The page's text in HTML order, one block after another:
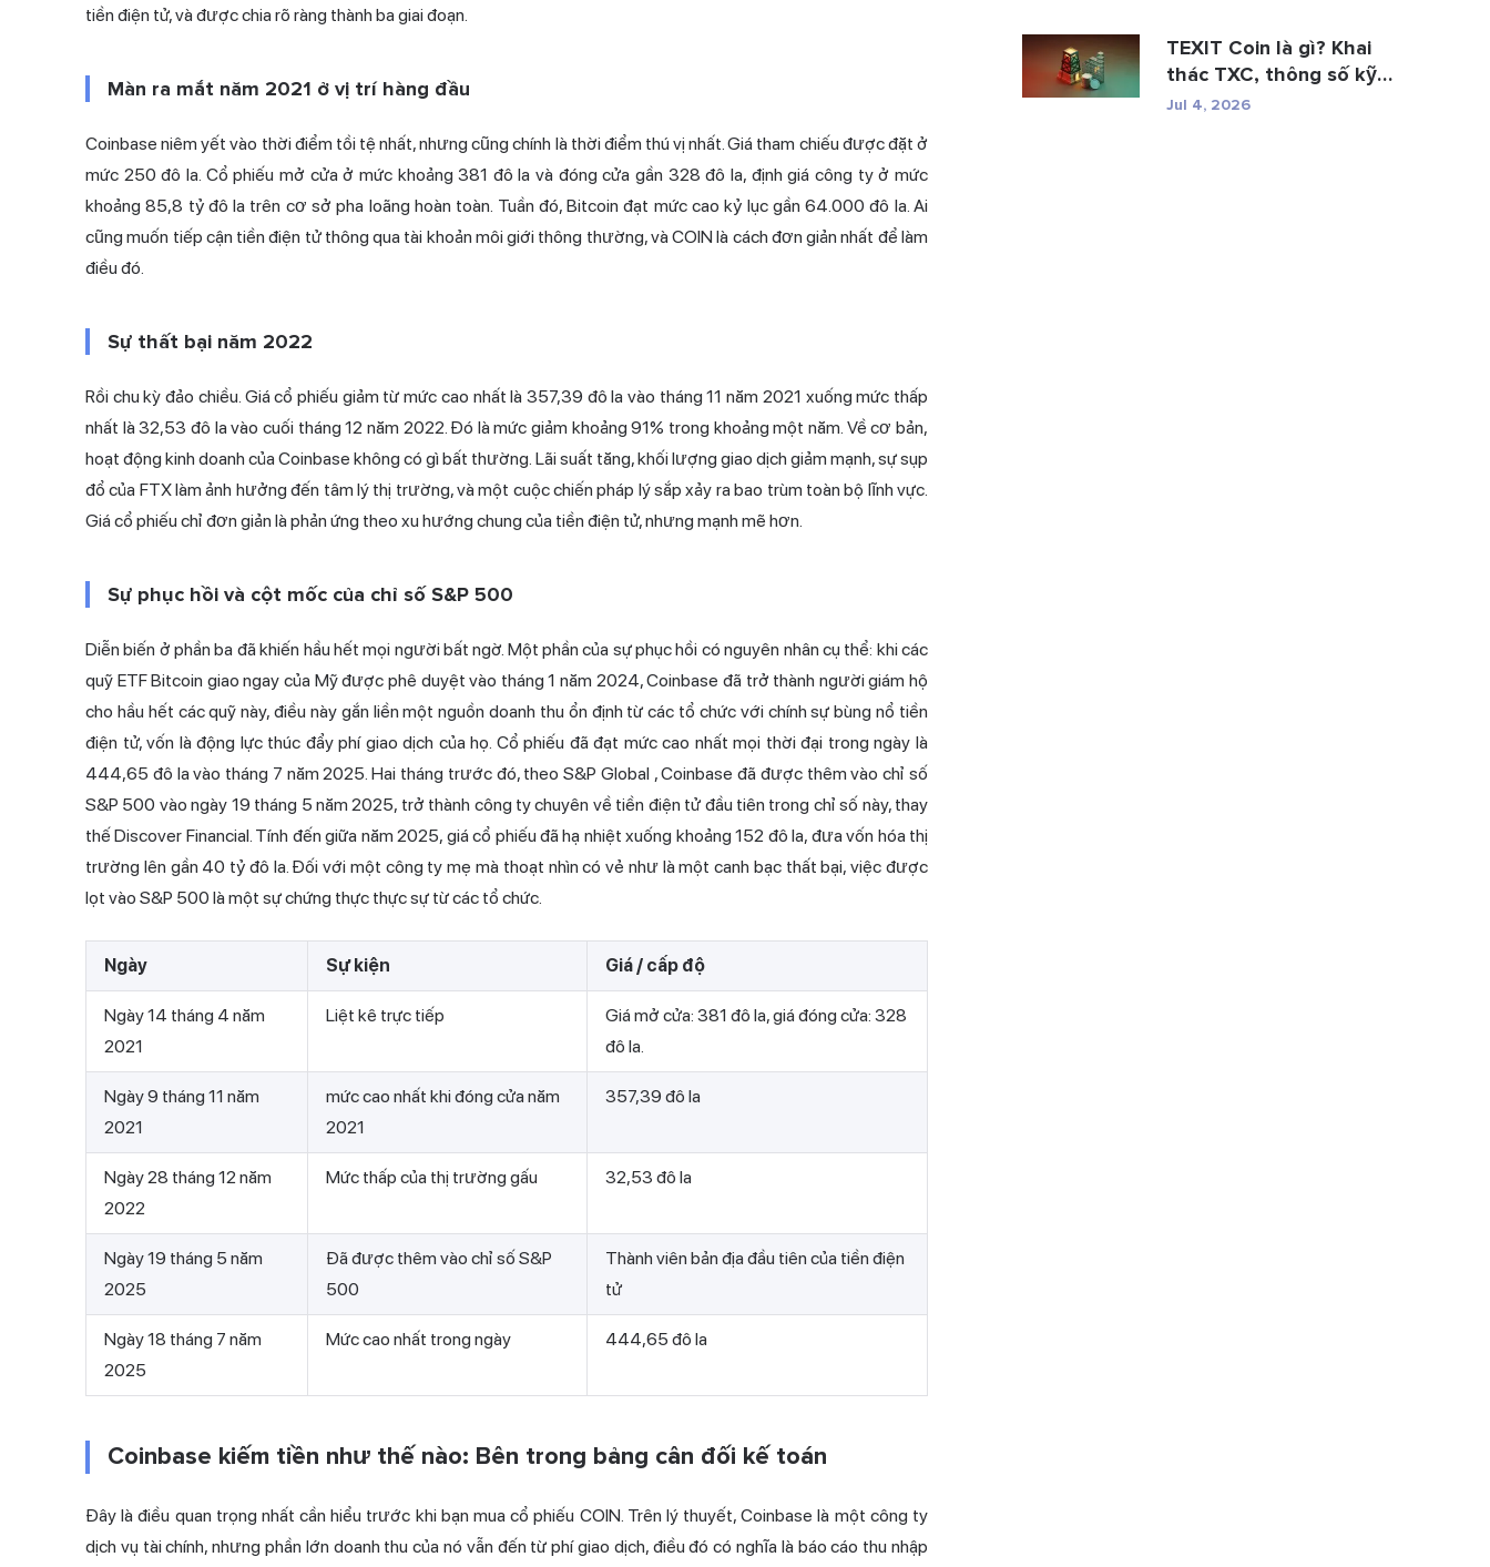
tiền điện tử, và được chia rõ ràng thành ba giai đoạn.
Màn ra mắt năm 2021 ở vị trí hàng đầu
Coinbase niêm yết vào thời điểm tồi tệ nhất, nhưng cũng chính là thời điểm thú vị nhất. Giá tham chiếu được đặt ở
mức 250 đô la. Cổ phiếu mở cửa ở mức khoảng 381 đô la và đóng cửa gần 328 đô la, định giá công ty ở mức
khoảng 85,8 tỷ đô la trên cơ sở pha loãng hoàn toàn. Tuần đó, Bitcoin đạt mức cao kỷ lục gần 64.000 đô la. Ai
cũng muốn tiếp cận tiền điện tử thông qua tài khoản môi giới thông thường, và COIN là cách đơn giản nhất để làm
điều đó.
Sự thất bại năm 2022
Rồi chu kỳ đảo chiều. Giá cổ phiếu giảm từ mức cao nhất là 357,39 đô la vào tháng 11 năm 2021 xuống mức thấp
nhất là 32,53 đô la vào cuối tháng 12 năm 2022. Đó là mức giảm khoảng 91% trong khoảng một năm. Về cơ bản,
hoạt động kinh doanh của Coinbase không có gì bất thường. Lãi suất tăng, khối lượng giao dịch giảm mạnh, sự sụp
đổ của FTX làm ảnh hưởng đến tâm lý thị trường, và một cuộc chiến pháp lý sắp xảy ra bao trùm toàn bộ lĩnh vực.
Giá cổ phiếu chỉ đơn giản là phản ứng theo xu hướng chung của tiền điện tử, nhưng mạnh mẽ hơn.
Sự phục hồi và cột mốc của chỉ số S&P 500
Diễn biến ở phần ba đã khiến hầu hết mọi người bất ngờ. Một phần của sự phục hồi có nguyên nhân cụ thể: khi các
quỹ ETF Bitcoin giao ngay của Mỹ được phê duyệt vào tháng 1 năm 2024, Coinbase đã trở thành người giám hộ
cho hầu hết các quỹ này, điều này gắn liền một nguồn doanh thu ổn định từ các tổ chức với chính sự bùng nổ tiền
điện tử, vốn là động lực thúc đẩy phí giao dịch của họ. Cổ phiếu đã đạt mức cao nhất mọi thời đại trong ngày là
444,65 đô la vào tháng 7 năm 2025. Hai tháng trước đó, theo S&P Global, Coinbase đã được thêm vào chỉ số
S&P 500 vào ngày 19 tháng 5 năm 2025, trở thành công ty chuyên về tiền điện tử đầu tiên trong chỉ số này, thay
thế Discover Financial. Tính đến giữa năm 2025, giá cổ phiếu đã hạ nhiệt xuống khoảng 152 đô la, đưa vốn hóa thị
trường lên gần 40 tỷ đô la. Đối với một công ty mẹ mà thoạt nhìn có vẻ như là một canh bạc thất bại, việc được
lọt vào S&P 500 là một sự chứng thực thực sự từ các tổ chức.
Ngày Sự kiện Giá / cấp độ
Ngày 14 tháng 4 năm
2021
Liệt kê trực tiếp
Giá mở cửa: 381 đô la, giá đóng cửa: 328
đô la.
Ngày 9 tháng 11 năm
2021
mức cao nhất khi đóng cửa năm
2021
357,39 đô la
Ngày 28 tháng 12 năm
2022
Mức thấp của thị trường gấu 32,53 đô la
Ngày 19 tháng 5 năm
2025
Đã được thêm vào chỉ số S&P
500
Thành viên bản địa đầu tiên của tiền điện
tử
Ngày 18 tháng 7 năm
2025
Mức cao nhất trong ngày 444,65 đô la
Coinbase kiếm tiền như thế nào: Bên trong bảng cân đối kế toán
Đây là điều quan trọng nhất cần hiểu trước khi bạn mua cổ phiếu COIN. Trên lý thuyết, Coinbase là một công ty
dịch vụ tài chính, nhưng phần lớn doanh thu của nó vẫn đến từ phí giao dịch, điều đó có nghĩa là báo cáo thu nhập
TEXIT Coin là gì? Khai
thác TXC, thông số kỹ
thuật và r...
Jul 4, 2026